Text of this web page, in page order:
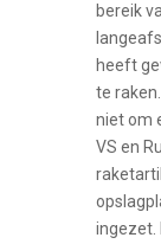
bereik
heeft
te
niet om
VS en
ingezet.